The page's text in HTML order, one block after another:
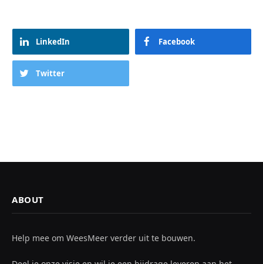
LinkedIn Facebook
Twitter
ABOUT
Help mee om WeesMeer verder uit te bouwen.